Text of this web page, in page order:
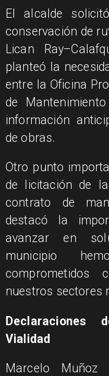
El alcalde
conservación de
Lican
planteó la
entre la Oficina
de
información
de obras.
Otro punto
de licitación de
contrato de
destacó la
avanzar en
municipio
nuestros sectores
Vialidad
Marcelo